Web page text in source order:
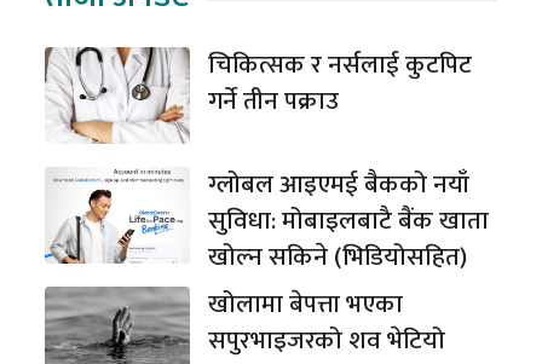
चिकित्सक र नर्सलाई कुटपिट
गर्ने तीन पक्राउ
ग्लोबल आइएमई बैकको नयाँ
सुविधा: मोबाइलबाटै बैंक खाता
खोल्न सकिने (भिडियोसहित)
खोलामा बेपत्ता भएका
सपुरभाइजरको शव भेटियो